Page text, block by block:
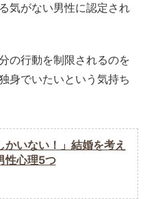
気がない男性に認定され
の行動を制限されるのを
身でいたいという気持ち
かいない！」結婚を考え
性心理5つ